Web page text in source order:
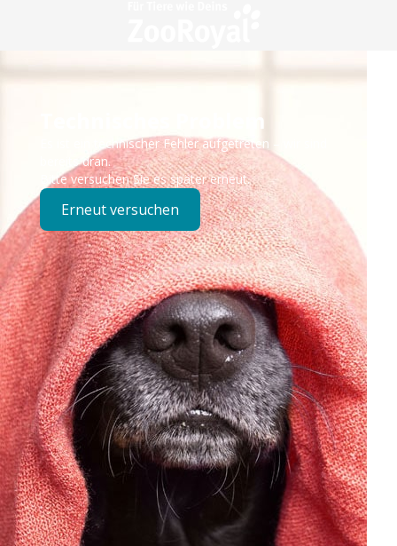
Technisches Problem
Es ist ein technischer Fehler aufgetreten – wir sind
bereits dran.
Bitte versuchen Sie es später erneut.
Erneut versuchen